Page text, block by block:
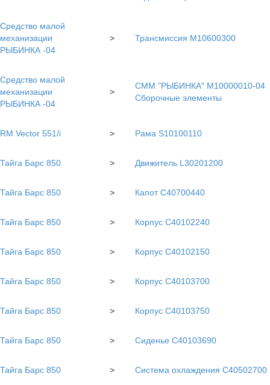
Средство малой
механизации
РЫБИНКА -04
> Трансмиссия М10600300
Средство малой
механизации
РЫБИНКА -04
>
СММ "РЫБИНКА" М10000010-04
Сборочные элементы
RM Vector 551/i > Рама S10100110
Тайга Барс 850 > Движитель L30201200
Тайга Барс 850 > Капот С40700440
Тайга Барс 850 > Корпус C40102240
Тайга Барс 850 > Корпус С40102150
Тайга Барс 850 > Корпус С40103700
Тайга Барс 850 > Корпус С40103750
Тайга Барс 850 > Сиденье С40103690
Тайга Барс 850 > Система охлаждения C40502700